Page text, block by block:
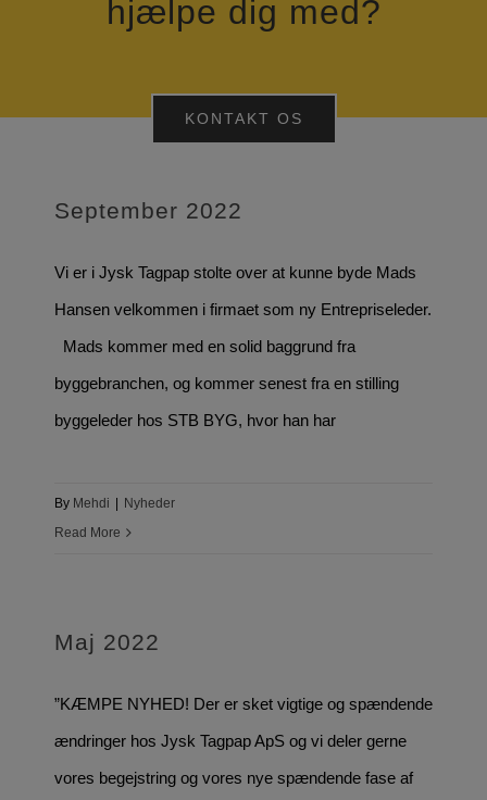
hjælpe dig med?
KONTAKT OS
September 2022
Vi er i Jysk Tagpap stolte over at kunne byde Mads
Hansen velkommen i firmaet som ny Entrepriseleder.
Mads kommer med en solid baggrund fra
byggebranchen, og kommer senest fra en stilling
byggeleder hos STB BYG, hvor han har
By Mehdi
Nyheder
Read More
Maj 2022
”KÆMPE NYHED! Der er sket vigtige og spændende
ændringer hos Jysk Tagpap ApS og vi deler gerne
vores begejstring og vores nye spændende fase af